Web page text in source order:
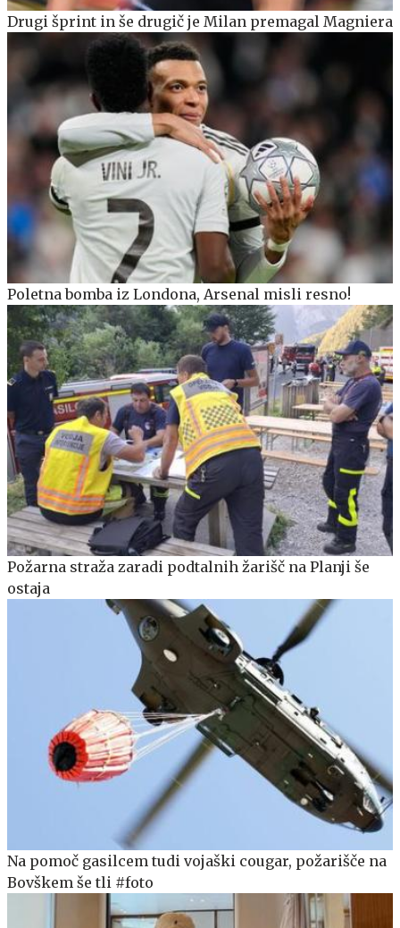
Drugi šprint in še drugič je Milan premagal Magniera
Poletna bomba iz Londona, Arsenal misli resno!
Požarna straža zaradi podtalnih žarišč na Planji še
ostaja
Na pomoč gasilcem tudi vojaški cougar, požarišče na
Bovškem še tli #foto